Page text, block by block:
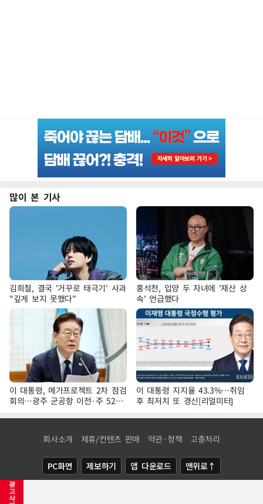
광
고
삭
많이 본 기사
김희철, 결국 '거꾸로 태극기' 사과
"깊게 보지 못했다"
홍석천, 입양 두 자녀에 '재산 상
속' 언급했다
이 대통령, 메가프로젝트 2차 점검
회의…광주 군공항 이전·주 52시
간 예외 등 논의
이 대통령 지지율 43.3%…취임
후 최저치 또 경신[리얼미터]
회사소개 제휴/컨텐츠 판매 약관·정책 고충처리
PC화면 제보하기 앱 다운로드 맨위로↑